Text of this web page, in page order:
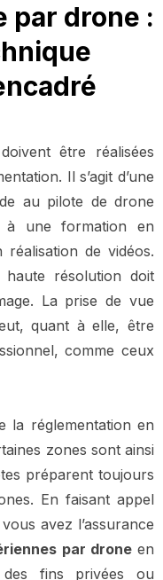
par drone :
être réalisées
Il s’agit d’une
au pilote de drone
à une formation en
de vidéos.
résolution doit
La prise de vue
quant à elle, être
comme ceux
la réglementation en
zones sont ainsi
préparent toujours
En faisant appel
avez l’assurance
par drone en
fins privées ou